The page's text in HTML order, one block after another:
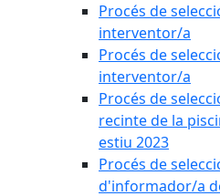
Procés de
interventor/a
Procés de
interventor/a
Procés de
recinte de la
estiu 2023
Procés de
d'informador/a